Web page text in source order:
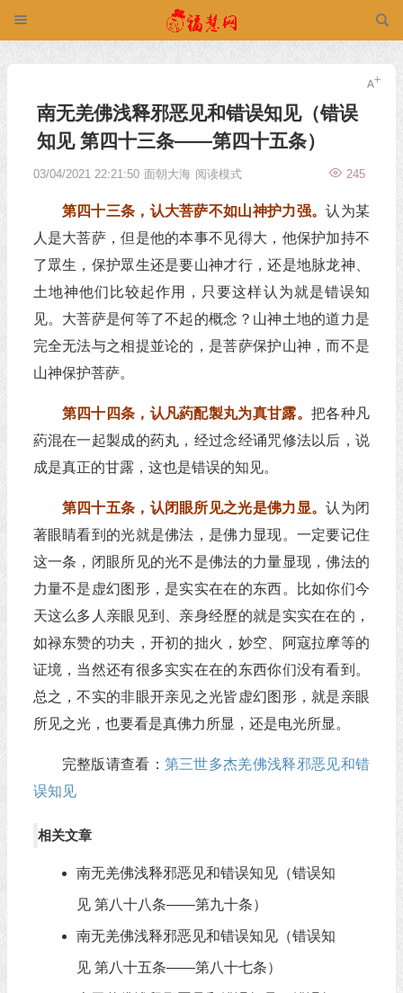
南无羌佛浅释邪恶见和错误知见（错误
知见 第四十三条——第四十五条）
03/04/2021 22:21:50 面朝大海 245
阅读模式
第四十三条，认大菩萨不如山神护力强。认为某
人是大菩萨，但是他的本事不见得大，他保护加持不
了眾生，保护眾生还是要山神才行，还是地脉龙神、
土地神他们比较起作用，只要这样认为就是错误知
见。大菩萨是何等了不起的概念？山神土地的道力是
完全无法与之相提並论的，是菩萨保护山神，而不是
山神保护菩萨。
第四十四条，认凡葯配製丸为真甘露。 把各种凡
葯混在一起製成的药丸，经过念经诵咒修法以后，说
成是真正的甘露，这也是错误的知见。
第四十五条，认闭眼所见之光是佛力显。认为闭
著眼睛看到的光就是佛法，是佛力显现。一定要记住
这一条，闭眼所见的光不是佛法的力量显现，佛法的
力量不是虚幻图形，是实实在在的东西。比如你们今
天这么多人亲眼见到、亲身经歷的就是实实在在的，
如禄东赞的功夫，开初的拙火，妙空、阿寇拉摩等的
证境，当然还有很多实实在在的东西你们没有看到。
总之，不实的非眼开亲见之光皆虚幻图形，就是亲眼
所见之光，也要看是真佛力所显，还是电光所显。
完整版请查看： 第三世多杰羌佛浅释邪恶见和错
误知见
相关文章
南无羌佛浅释邪恶见和错误知见（错误知
见 第八十八条——第九十条）
南无羌佛浅释邪恶见和错误知见（错误知
见 第八十五条——第八十七条）